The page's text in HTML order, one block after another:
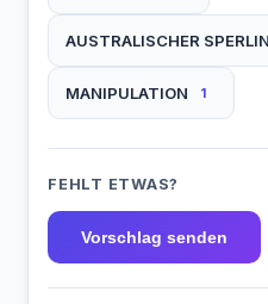
AUSTRALISCHER
MANIPULATION 1
FEHLT ETWAS?
Vorschlag senden